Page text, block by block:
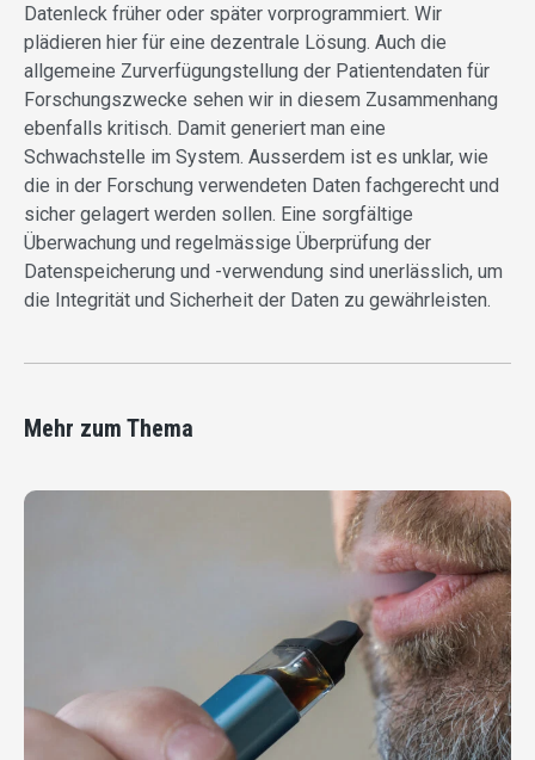
Datenleck früher oder später vorprogrammiert. Wir
plädieren hier für eine dezentrale Lösung. Auch die
allgemeine Zurverfügungstellung der Patientendaten für
Forschungszwecke sehen wir in diesem Zusammenhang
ebenfalls kritisch. Damit generiert man eine
Schwachstelle im System. Ausserdem ist es unklar, wie
die in der Forschung verwendeten Daten fachgerecht und
sicher gelagert werden sollen. Eine sorgfältige
Überwachung und regelmässige Überprüfung der
Datenspeicherung und -verwendung sind unerlässlich, um
die Integrität und Sicherheit der Daten zu gewährleisten.
Mehr zum Thema